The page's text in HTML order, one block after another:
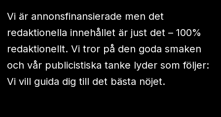
Vi är annonsfinansierade men det
redaktionella innehållet är just det – 100%
redaktionellt. Vi tror på den goda smaken
och vår publicistiska tanke lyder som följer:
Vi vill guida dig till det bästa nöjet.